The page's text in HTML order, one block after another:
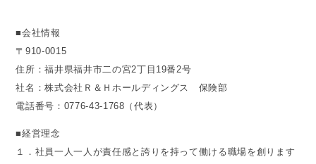
■会社情報
〒910-0015
住所：福井県福井市二の宮2丁目19番2号
社名：株式会社Ｒ＆Ｈホールディングス 保険部
電話番号：0776-43-1768（代表）
■経営理念
１．社員一人一人が責任感と誇りを持って働ける職場を創ります